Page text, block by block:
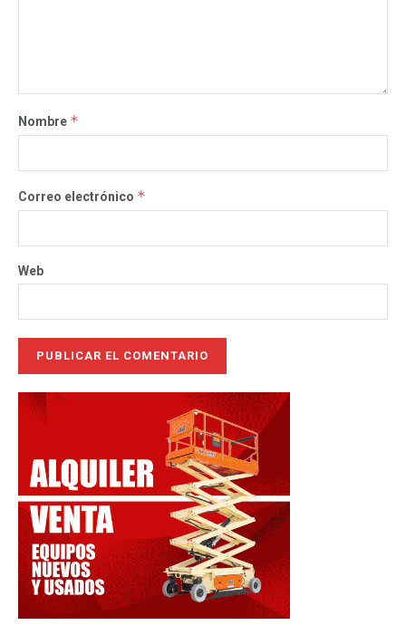
Nombre *
Correo electrónico *
Web